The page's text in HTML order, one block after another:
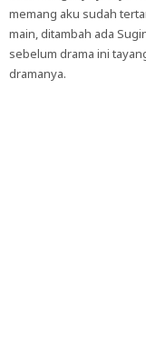
memang aku sudah
main, ditambah ada
sebelum drama ini
dramanya.